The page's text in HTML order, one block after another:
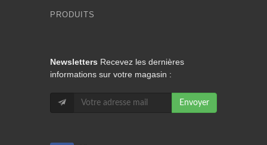
PRODUITS
Newsletters Recevez les dernières
informations sur votre magasin :
Envoyer